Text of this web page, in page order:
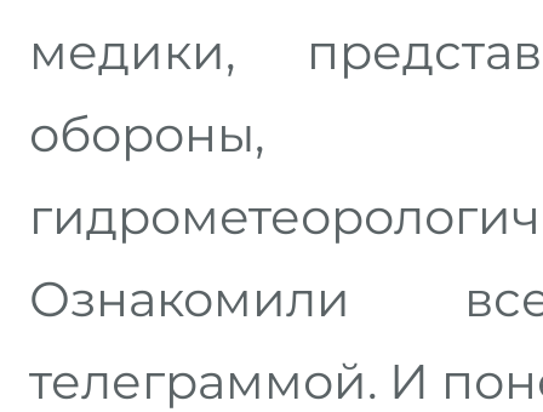
медики,
обороны,
Ознакомили
телеграммой. И